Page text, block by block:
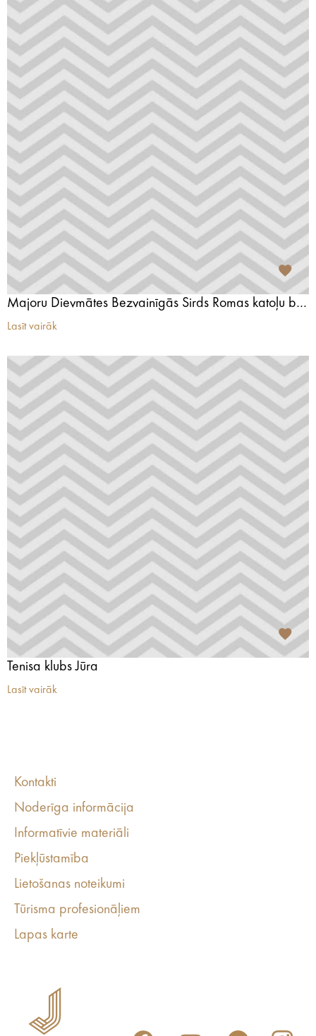
Majoru Dievmātes Bezvainīgās Sirds Romas katoļu baznīca
Lasīt vairāk
Tenisa klubs Jūra
Lasīt vairāk
Kontakti
Noderīga informācija
Informatīvie materiāli
Piekļūstamība
Lietošanas noteikumi
Tūrisma profesionāļiem
Lapas karte